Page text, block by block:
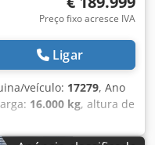
Preço fixo acresce IVA
Ligar
veículo: 17279, Ano
16.000 kg, altura de
diesel, tipo de